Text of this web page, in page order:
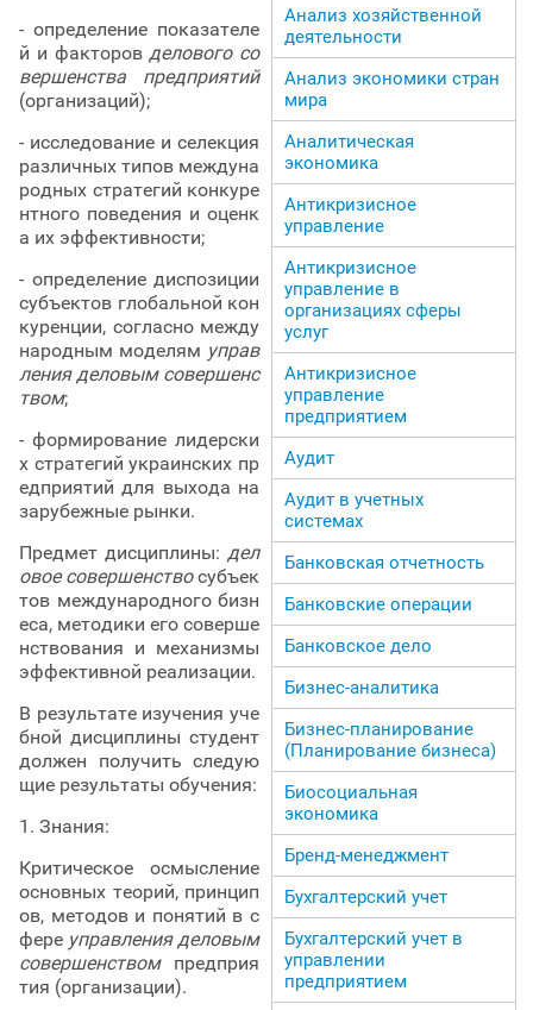
- определение показателе
й и факторовделового со
вершенства предприятий
(организаций);
- исследование и селекция
различных типов междуна
родных стратегий конкуре
нтного поведения и оценк
а их эффективности;
- определение диспозиции
субъектов глобальной кон
куренции, согласно между
народным моделям управ
ления деловым совершенс
твом;
- формирование лидерски
х стратегий украинских пр
едприятий для выхода на
зарубежные рынки.
Предмет дисциплины: дел
овое совершенствосубъек
тов международного бизн
еса, методики его соверше
нствования и механизмы
эффективной реализации.
В результате изучения уче
бной дисциплины студент
должен получить следую
щие результаты обучения:
1. Знания:
Критическое осмысление
основных теорий, принцип
ов, методов и понятий в с
фере управления деловым
совершенствомпредприя
тия (организации).
Анализ хозяйственной
деятельности
Анализ экономики стран
мира
Аналитическая
экономика
Антикризисное
управление
Антикризисное
управление в
организациях сферы
услуг
Антикризисное
управление
предприятием
Аудит
Аудит в учетных
системах
Банковская отчетность
Банковские операции
Банковское дело
Бизнес-аналитика
Бизнес-планирование
(Планирование бизнеса)
Биосоциальная
экономика
Бренд-менеджмент
Бухгалтерский учет
Бухгалтерский учет в
управлении
предприятием